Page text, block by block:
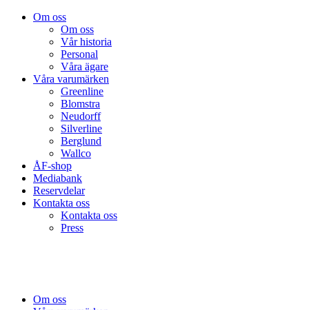
Om oss
Om oss
Vår historia
Personal
Våra ägare
Våra varumärken
Greenline
Blomstra
Neudorff
Silverline
Berglund
Wallco
ÅF-shop
Mediabank
Reservdelar
Kontakta oss
Kontakta oss
Press
Om oss